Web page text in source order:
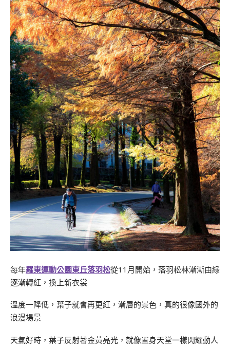
每年羅東運動公園東丘落羽松從11月開始，落羽松林漸漸由綠
逐漸轉紅，換上新衣裳
溫度一降低，葉子就會再更紅，漸層的景色，真的很像國外的
浪漫場景
天氣好時，葉子反射著金黃亮光，就像置身天堂一樣閃耀動人